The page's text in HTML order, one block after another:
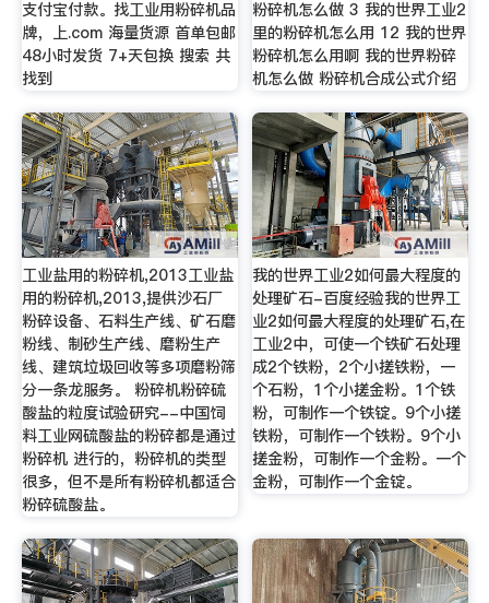
支付宝付款。找工业用粉碎机品
牌，上.com 海量货源 首单包邮
48小时发货 7+天包换 搜索 共
找到
粉碎机怎么做 3 我的世界工业2
里的粉碎机怎么用 12 我的世界
粉碎机怎么用啊 我的世界粉碎
机怎么做 粉碎机合成公式介绍
工业盐用的粉碎机,2013工业盐
用的粉碎机,2013,提供沙石厂
粉碎设备、石料生产线、矿石磨
粉线、制砂生产线、磨粉生产
线、建筑垃圾回收等多项磨粉筛
分一条龙服务。 粉碎机粉碎硫
酸盐的粒度试验研究--中国饲
料工业网硫酸盐的粉碎都是通过
粉碎机 进行的，粉碎机的类型
很多，但不是所有粉碎机都适合
粉碎硫酸盐。
我的世界工业2如何最大程度的
处理矿石-百度经验我的世界工
业2如何最大程度的处理矿石,在
工业2中，可使一个铁矿石处理
成2个铁粉，2个小搓铁粉，一
个石粉，1个小搓金粉。1个铁
粉，可制作一个铁锭。9个小搓
铁粉，可制作一个铁粉。9个小
搓金粉，可制作一个金粉。一个
金粉，可制作一个金锭。